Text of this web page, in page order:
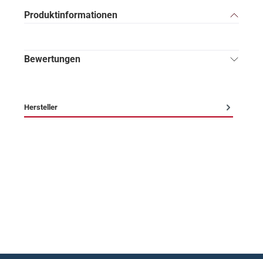
Produktinformationen
Bewertungen
Hersteller